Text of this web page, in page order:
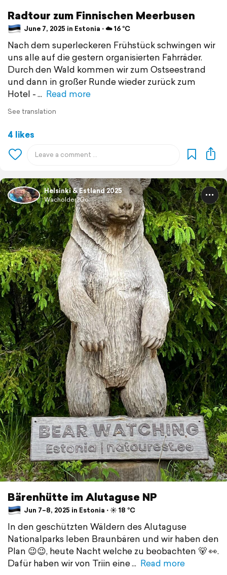
Radtour zum Finnischen Meerbusen
June 7, 2025 in Estonia ⋅ ☁️ 16 °C
Nach dem superleckeren Frühstück schwingen wir
uns alle auf die gestern organisierten Fahrräder.
Durch den Wald kommen wir zum Ostseestrand
und dann in großer Runde wieder zurück zum
Hotel -
Read more
See translation
4 likes
Helsinki & Estland 2025
Wacholder2Go
Bärenhütte im Alutaguse NP
Jun 7–8, 2025 in Estonia ⋅ ☀️ 18 °C
In den geschützten Wäldern des Alutaguse
Nationalparks leben Braunbären und wir haben den
Plan 😉😉, heute Nacht welche zu beobachten 🐻 👀.
Dafür haben wir von Triin eine
Read more